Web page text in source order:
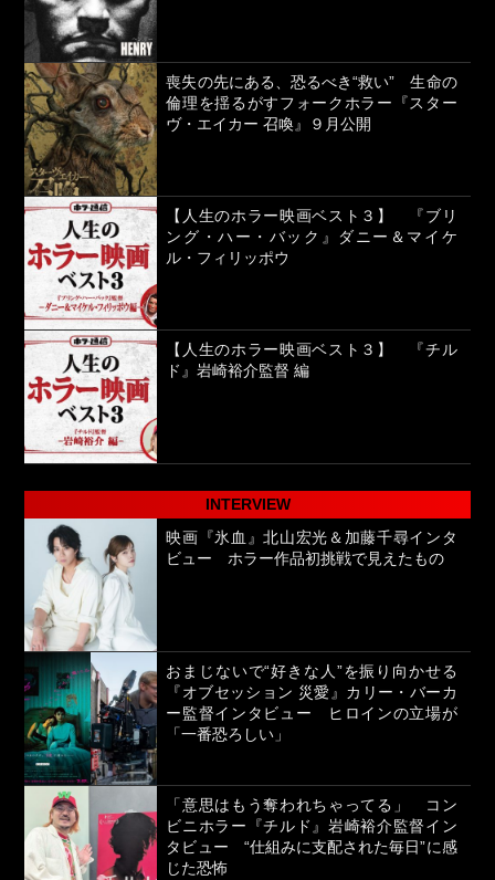
喪失の先にある、恐るべき“救い” 生命の
倫理を揺るがすフォークホラー『スター
ヴ・エイカー 召喚』９月公開
【人生のホラー映画ベスト３】 『ブリ
ング・ハー・バック』ダニー＆マイケ
ル・フィリッポウ
【人生のホラー映画ベスト３】 『チル
ド』岩崎裕介監督 編
INTERVIEW
映画『氷血』北山宏光＆加藤千尋インタ
ビュー ホラー作品初挑戦で見えたもの
おまじないで“好きな人”を振り向かせる
『オブセッション 災愛』カリー・バーカ
ー監督インタビュー ヒロインの立場が
「一番恐ろしい」
「意思はもう奪われちゃってる」 コン
ビニホラー『チルド』岩崎裕介監督イン
タビュー “仕組みに支配された毎日”に感
じた恐怖